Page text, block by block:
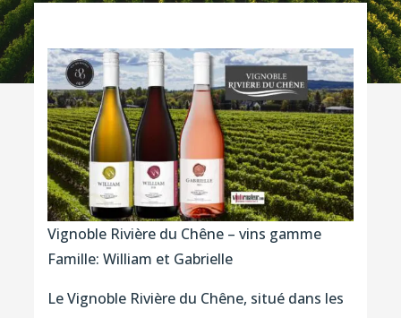
Vignoble Rivière du Chêne – vins gamme
Famille: William et Gabrielle
Le Vignoble Rivière du Chêne, situé dans les